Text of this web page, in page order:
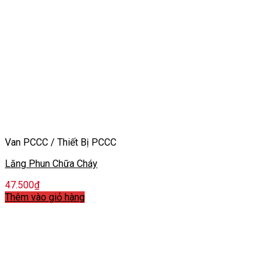
Van PCCC / Thiết Bị PCCC
Lăng Phun Chữa Cháy
47.500₫
Thêm vào giỏ hàng